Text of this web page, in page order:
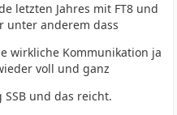
letzten Jahres mit FT8 und
unter anderem dass
wirkliche Kommunikation ja
voll und ganz
und das reicht.